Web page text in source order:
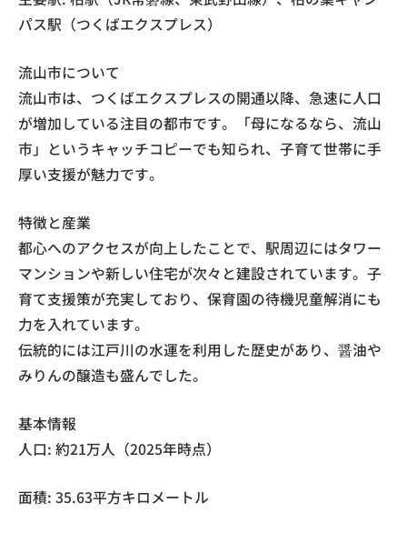
パス駅（つくばエクスプレス）
流山市について
流山市は、つくばエクスプレスの開通以降、急速に人口
が増加している注目の都市です。「母になるなら、流山
市」というキャッチコピーでも知られ、子育て世帯に手
厚い支援が魅力です。
特徴と産業
都心へのアクセスが向上したことで、駅周辺にはタワー
マンションや新しい住宅が次々と建設されています。子
育て支援策が充実しており、保育園の待機児童解消にも
力を入れています。
伝統的には江戸川の水運を利用した歴史があり、醤油や
みりんの醸造も盛んでした。
基本情報
人口: 約21万人（2025年時点）
面積: 35.63平方キロメートル